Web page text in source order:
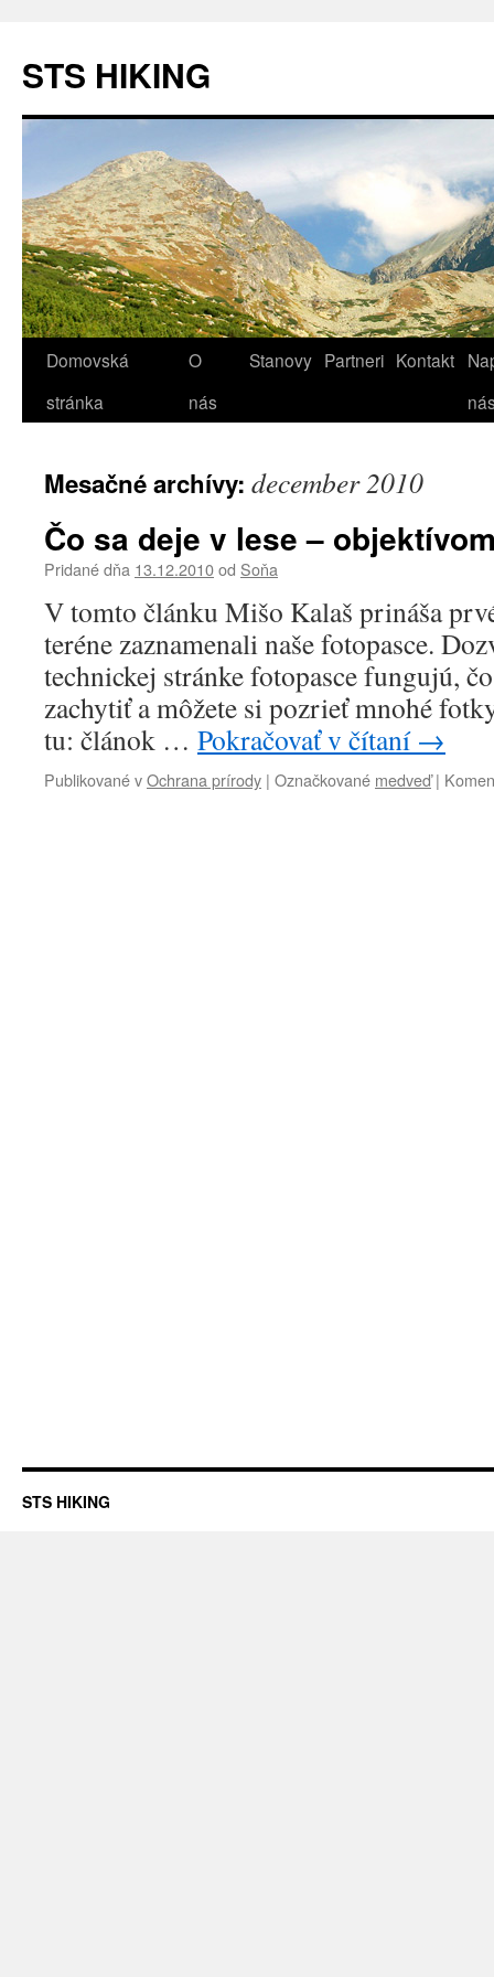
STS HIKING
Preskočiť
na
Domovská
stránka
O
nás
Stanovy Partneri Kontakt
Mesačné archívy: december 2010
Čo sa deje v lese –
Pridané dňa 13.12.2010od Soňa
V tomto článku Mišo Kalaš prináša
teréne zaznamenali naše fotopasce.
technickej stránke fotopasce fungujú,
zachytiť a môžete si pozrieť mnohé
tu: článok … Pokračovať v čítaní →
Publikované vOchrana prírody | Označkované medveď |
STS HIKING